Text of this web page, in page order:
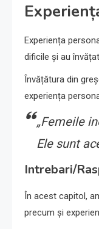
Experiența
dificile și au
Învățătura din
experiența
„Femeile
Ele sunt
Intrebari/
În acest capitol,
precum și